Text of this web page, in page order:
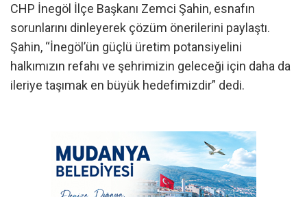
CHP İnegöl İlçe Başkanı Zemci Şahin, esnafın
sorunlarını dinleyerek çözüm önerilerini paylaştı.
Şahin, “İnegöl’ün güçlü üretim potansiyelini
halkımızın refahı ve şehrimizin geleceği için daha da
ileriye taşımak en büyük hedefimizdir” dedi.